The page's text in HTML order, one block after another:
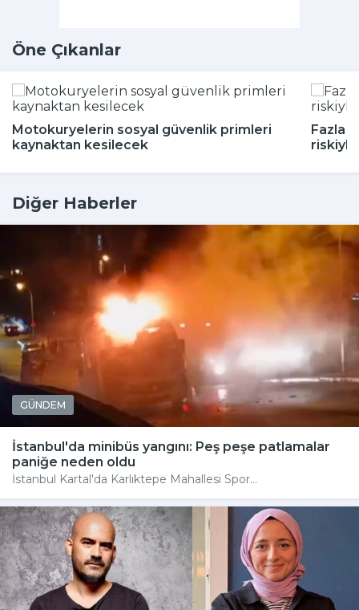
Öne Çıkanlar
Motokuryelerin sosyal güvenlik primleri
kaynaktan kesilecek
Fazla
Diğer Haberler
GÜNDEM
İstanbul'da minibüs yangını: Peş peşe patlamalar
paniğe neden oldu
İstanbul Kartal'da Karlıktepe Mahallesi Spor...